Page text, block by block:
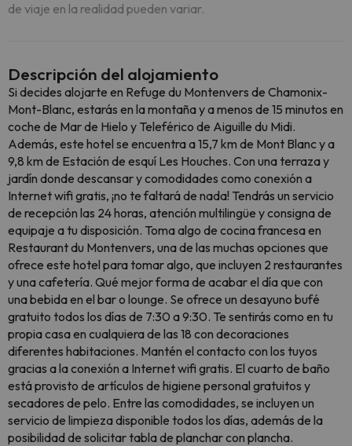
de viaje en la realidad pueden variar.
Descripción del alojamiento
Si decides alojarte en Refuge du Montenvers de Chamonix-
Mont-Blanc, estarás en la montaña y a menos de 15 minutos en
coche de Mar de Hielo y Teleférico de Aiguille du Midi.
Además, este hotel se encuentra a 15,7 km de Mont Blanc y a
9,8 km de Estación de esquí Les Houches. Con una terraza y
jardín donde descansar y comodidades como conexión a
Internet wifi gratis, ¡no te faltará de nada! Tendrás un servicio
de recepción las 24 horas, atención multilingüe y consigna de
equipaje a tu disposición. Toma algo de cocina francesa en
Restaurant du Montenvers, una de las muchas opciones que
ofrece este hotel para tomar algo, que incluyen 2 restaurantes
y una cafetería. Qué mejor forma de acabar el día que con
una bebida en el bar o lounge. Se ofrece un desayuno bufé
gratuito todos los días de 7:30 a 9:30. Te sentirás como en tu
propia casa en cualquiera de las 18 con decoraciones
diferentes habitaciones. Mantén el contacto con los tuyos
gracias a la conexión a Internet wifi gratis. El cuarto de baño
está provisto de artículos de higiene personal gratuitos y
secadores de pelo. Entre las comodidades, se incluyen un
servicio de limpieza disponible todos los días, además de la
posibilidad de solicitar tabla de planchar con plancha.